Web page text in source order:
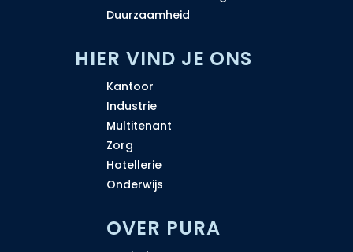
Duurzaamheid
HIER VIND JE ONS
Kantoor
Industrie
Multitenant
Zorg
Hotellerie
Onderwijs
OVER PURA